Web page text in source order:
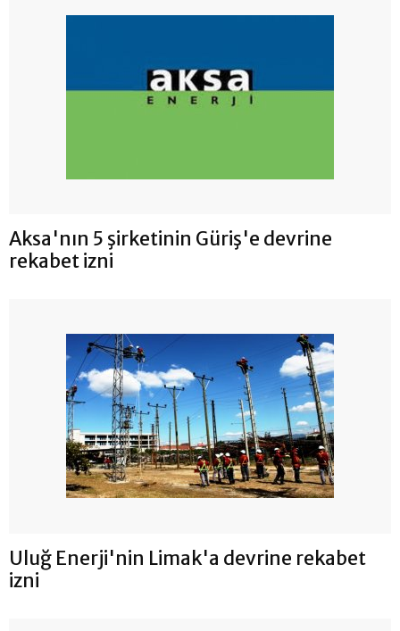
Aksa'nın 5 şirketinin Güriş'e devrine
rekabet izni
Uluğ Enerji'nin Limak'a devrine rekabet
izni